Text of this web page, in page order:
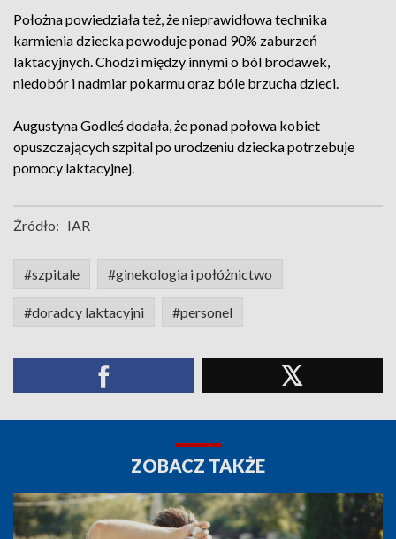
Położna powiedziała też, że nieprawidłowa technika
karmienia dziecka powoduje ponad 90% zaburzeń
laktacyjnych. Chodzi między innymi o ból brodawek,
niedobór i nadmiar pokarmu oraz bóle brzucha dzieci.
Augustyna Godleś dodała, że ponad połowa kobiet
opuszczających szpital po urodzeniu dziecka potrzebuje
pomocy laktacyjnej.
Źródło: IAR
#szpitale #ginekologia i połóżnictwo
#doradcy laktacyjni #personel
ZOBACZ TAKŻE